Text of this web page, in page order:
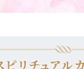
リチュアル